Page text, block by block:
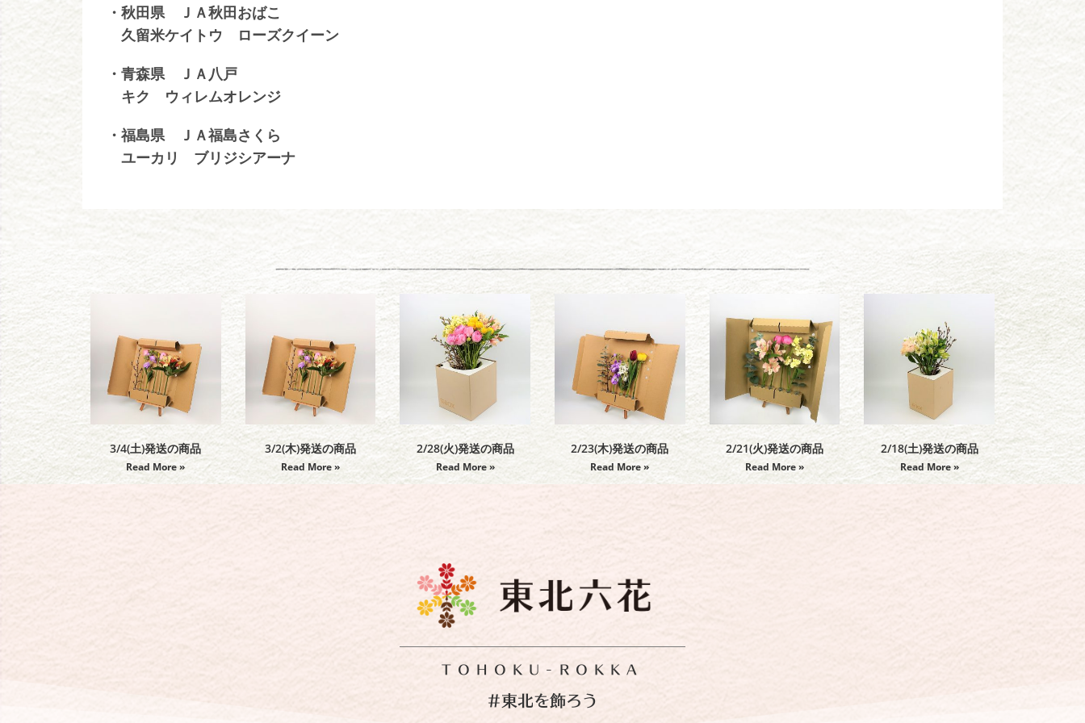
・秋田県 ＪＡ秋田おばこ
久留米ケイトウ ローズクイーン
・青森県 ＪＡ八戸
キク ウィレムオレンジ
・福島県 ＪＡ福島さくら
ユーカリ ブリジシアーナ
3/4(土)発送の商品
Read More »
3/2(木)発送の商品
Read More »
2/28(火)発送の商品
Read More »
2/23(木)発送の商品
Read More »
2/21(火)発送の商品
Read More »
2/18(土)発送の商品
Read More »
TOHOKU-ROKKA
#東北を飾ろう